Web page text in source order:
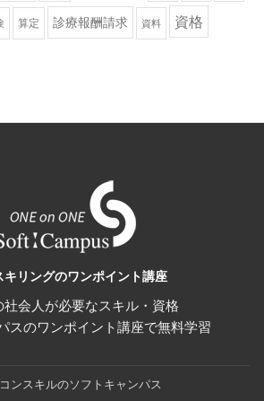
算定 診療報酬請求 資料 資格
キリングのワンポイント講座
社会人が必要なスキル・資格
スのワンポイント講座で無料学習
ンスキルのソフトキャンパス